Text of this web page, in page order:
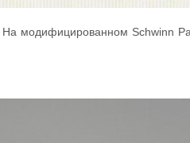
модифицированном Schwinn